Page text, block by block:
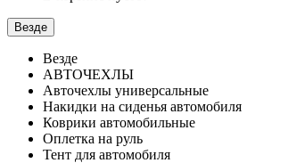
Везде
Везде
АВТОЧЕХЛЫ
Авточехлы универсальные
Накидки на сиденья автомобиля
Коврики автомобильные
Оплетка на руль
Тент для автомобиля